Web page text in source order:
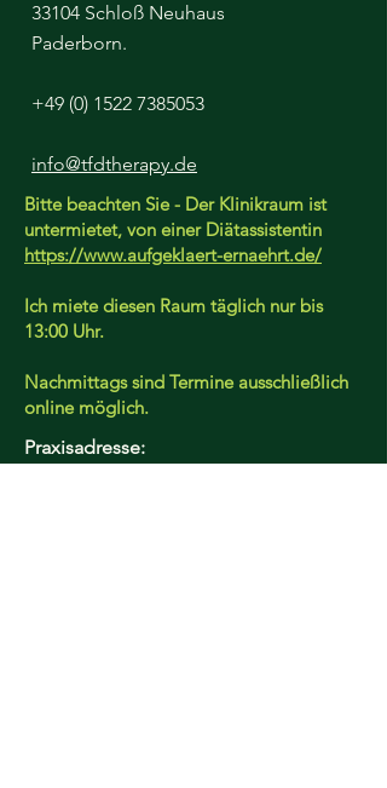
33104 Schloß Neuhaus
Paderborn.
+49 (0) 1522 7385053
info@tfdtherapy.de
Bitte beachten Sie - Der Klinikraum ist
untermietet, von einer Diätassistentin
https://www.aufgeklaert-ernaehrt.de/
Ich miete diesen Raum täglich nur bis
13:00 Uhr.
Nachmittags sind Termine ausschließlich
online möglich.
Praxisadresse: